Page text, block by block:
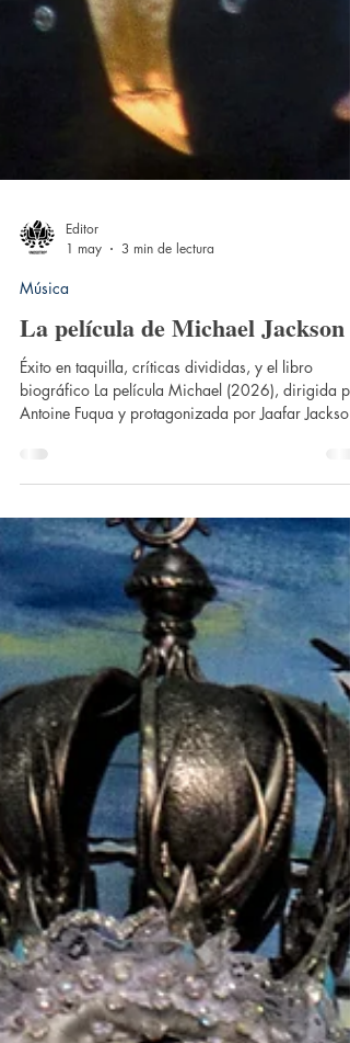
Editor
Música
La película de Michael Jackson
Éxito en taquilla, críticas divididas, y el libro
biográfico La película Michael (2026), dirigida
Antoine Fuqua y protagonizada por Jaafar Jackson,
llegó a salas con un arranque fuerte en la taquilla
más de 200 millones de dólares en su estreno—,
pero sin consenso entre los críticos, que la han
evaluado con opiniones mixtas y, en algunos
desfavorables. Mientras el público la impulsa como
el biopic musical más exitoso, reseñas
especializadas cuestionan la falta de